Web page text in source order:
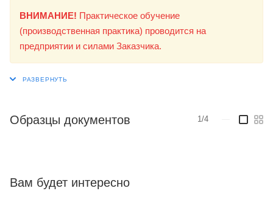
ВНИМАНИЕ! Практическое обучение
(производственная практика) проводится на
предприятии и силами Заказчика.
Образцы документов 1/4
Вам будет интересно